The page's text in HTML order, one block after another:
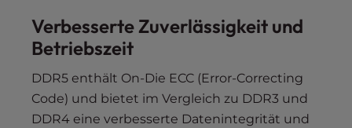
Verbesserte Zuverlässigkeit und
Betriebszeit
DDR5 enthält On-Die ECC (Error-Correcting
Code) und bietet im Vergleich zu DDR3 und
DDR4 eine verbesserte Datenintegrität und